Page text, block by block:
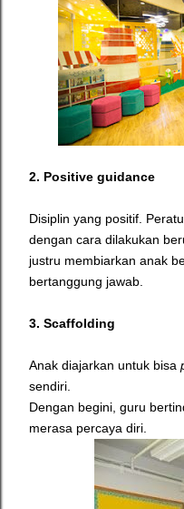
2. Positive guidance
Disiplin yang positif.
dengan cara dilakukan
justru membiarkan anak
bertanggung jawab.
3. Scaffolding
Anak diajarkan untuk bisa
sendiri.
Dengan begini, guru
merasa percaya diri.